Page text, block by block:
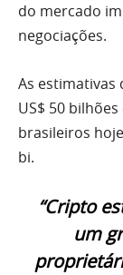
do mercado
negociações.
As
US$ 50
brasileiros
bi.
“Cripto
um